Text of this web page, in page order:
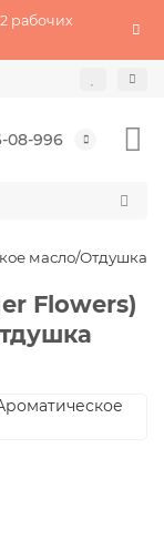
рабочих
08-996
масло/Отдушка
Flowers)